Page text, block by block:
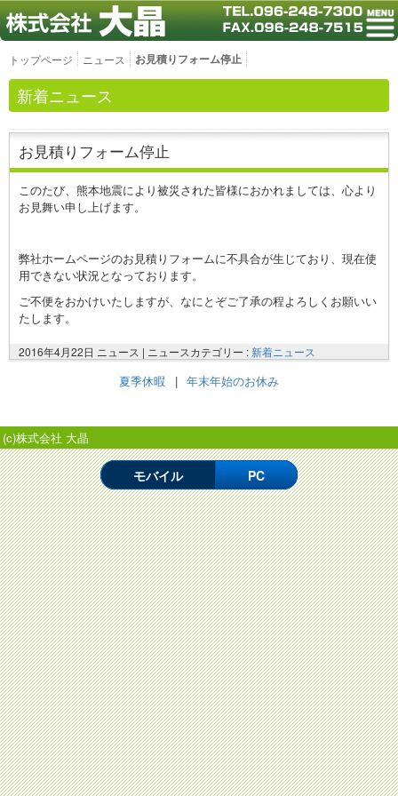
トップページ ニュース お見積りフォーム停止
新着ニュース
お見積りフォーム停止
このたび、熊本地震により被災された皆様におかれましては、心より
お見舞い申し上げます。
弊社ホームページのお見積りフォームに不具合が生じており、現在使
用できない状況となっております。
ご不便をおかけいたしますが、なにとぞご了承の程よろしくお願いい
たします。
2016年4月22日 ニュース | ニュースカテゴリー : 新着ニュース
夏季休暇 | 年末年始のお休み
(c)株式会社 大晶
モバイル PC